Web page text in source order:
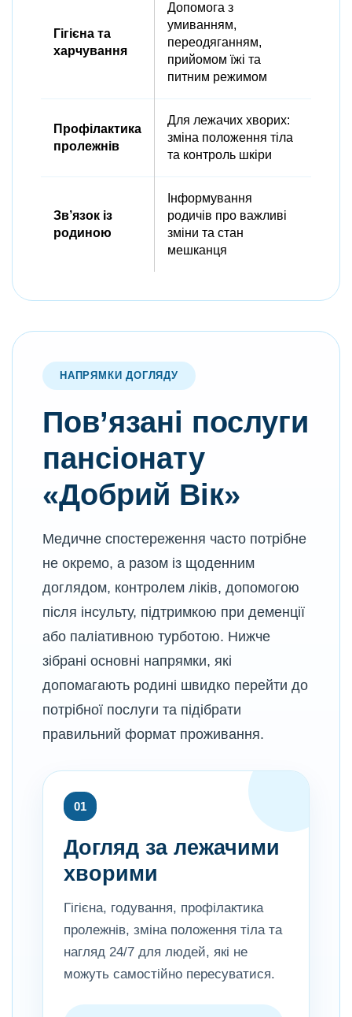
Гігієна та
харчування
Допомога з
умиванням,
переодяганням,
прийомом їжі та
питним режимом
Профілактика
пролежнів
Для лежачих хворих:
зміна положення тіла
та контроль шкіри
Зв’язок із
родиною
Інформування
родичів про важливі
зміни та стан
мешканця
НАПРЯМКИ ДОГЛЯДУ
Пов’язані послуги
пансіонату
«Добрий Вік»
Медичне спостереження часто потрібне
не окремо, а разом із щоденним
доглядом, контролем ліків, допомогою
після інсульту, підтримкою при деменції
або паліативною турботою. Нижче
зібрані основні напрямки, які
допомагають родині швидко перейти до
потрібної послуги та підібрати
правильний формат проживання.
01
Догляд за лежачими
хворими
Гігієна, годування, профілактика
пролежнів, зміна положення тіла та
нагляд 24/7 для людей, які не
можуть самостійно пересуватися.